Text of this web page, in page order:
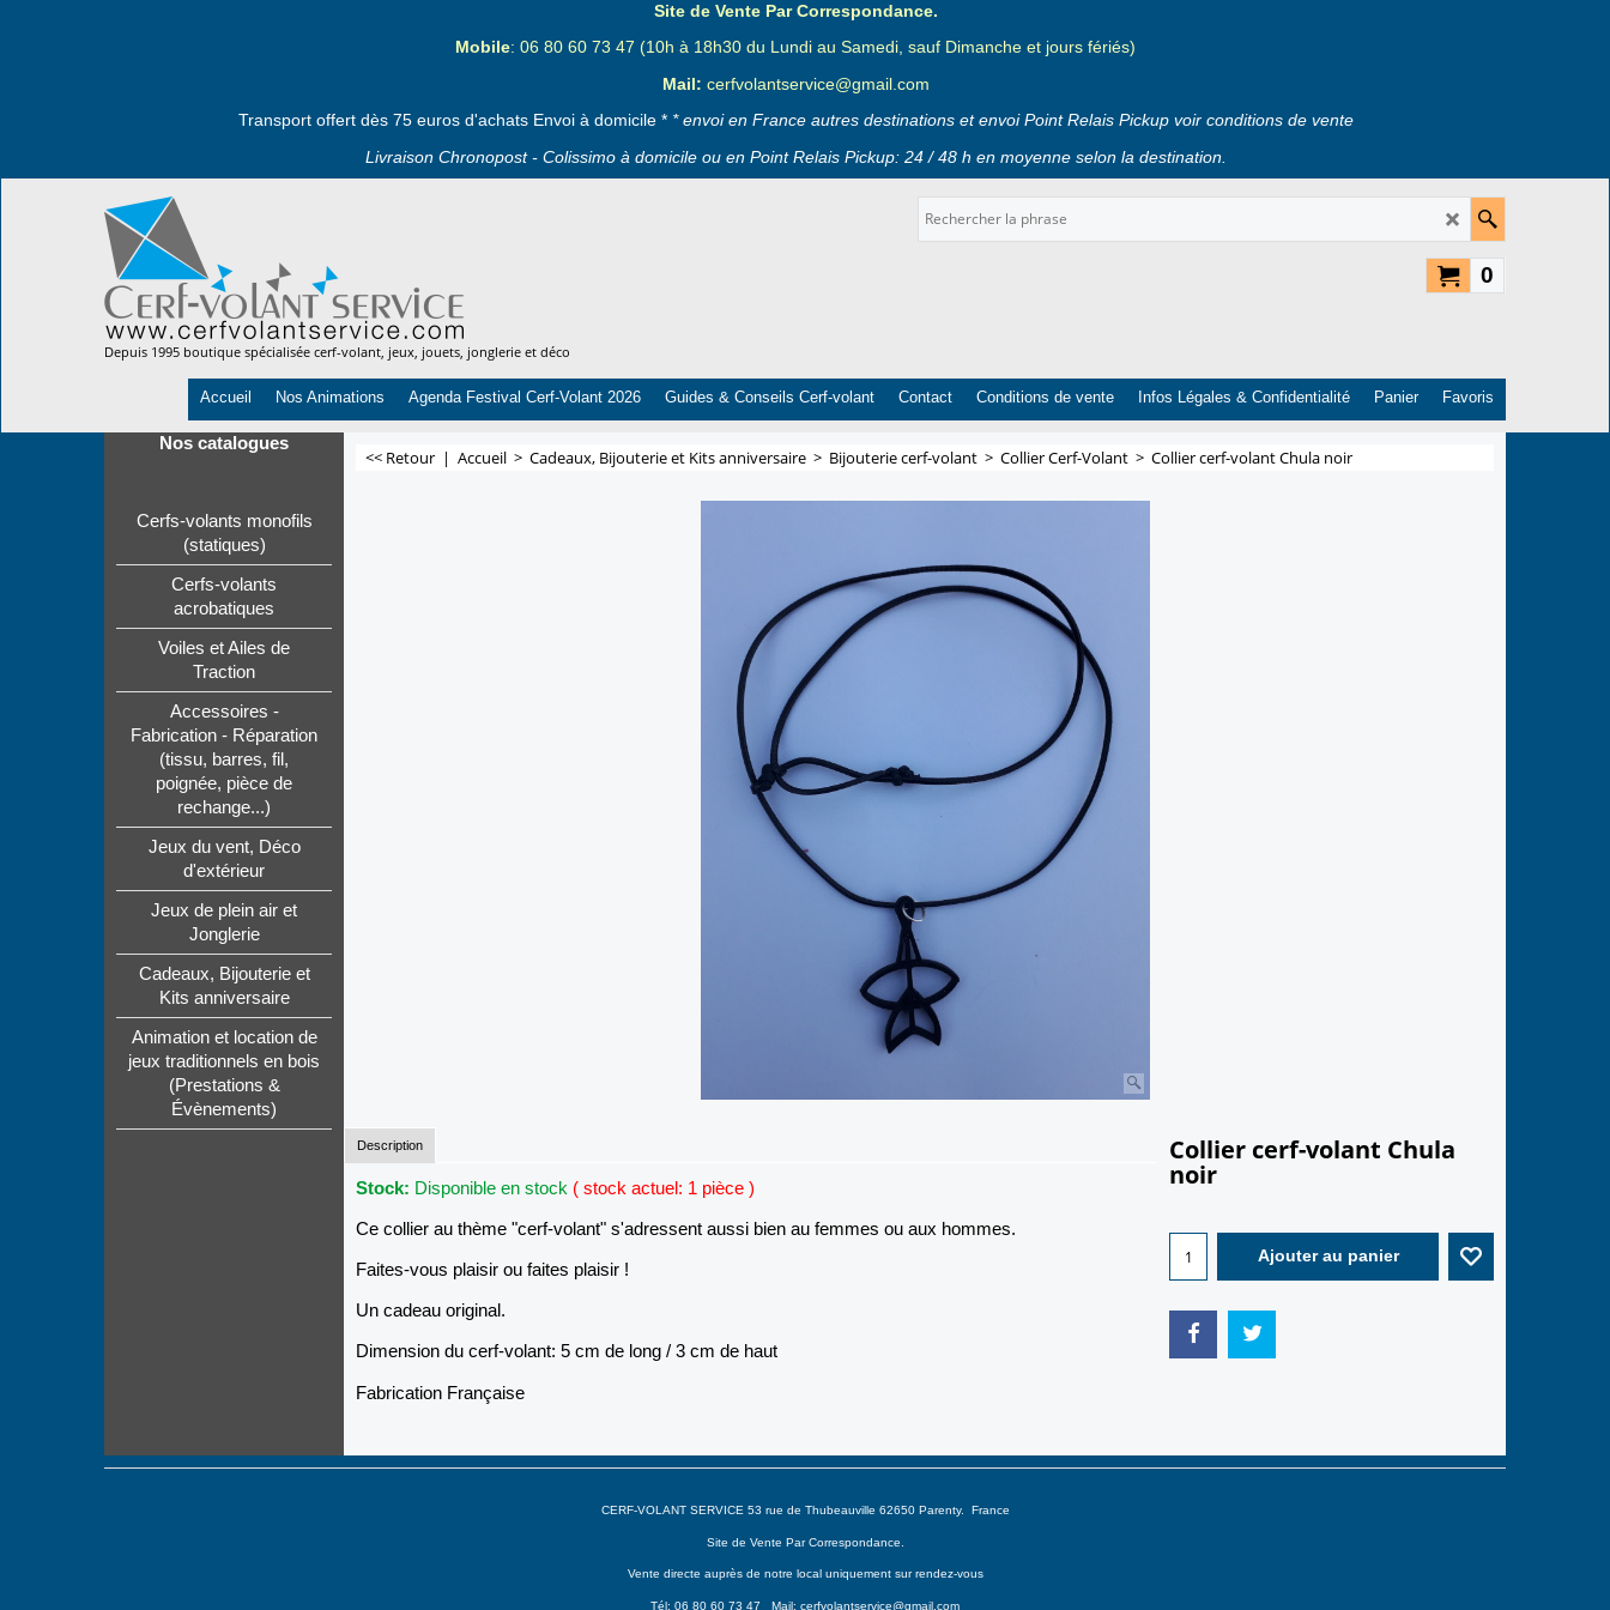
Site de Vente Par Correspondance.
Mobile: 06 80 60 73 47 (10h à 18h30 du Lundi au Samedi, sauf Dimanche et jours fériés)
Mail: cerfvolantservice@gmail.com
Transport offert dès 75 euros d'achats Envoi à domicile * * envoi en France autres destinations et envoi Point Relais Pickup voir conditions de vente
Livraison Chronopost - Colissimo à domicile ou en Point Relais Pickup: 24 / 48 h en moyenne selon la destination.
Depuis 1995 boutique spécialisée cerf-volant, jeux, jouets, jonglerie et déco
0
Accueil Nos Animations Agenda Festival Cerf-Volant 2026 Guides & Conseils Cerf-volant Contact Conditions de vente Infos Légales & Confidentialité Panier Favoris
Nos catalogues
Cerfs-volants monofils
(statiques)
Cerfs-volants
acrobatiques
Voiles et Ailes de
Traction
Accessoires -
Fabrication - Réparation
(tissu, barres, fil,
poignée, pièce de
rechange...)
Jeux du vent, Déco
d'extérieur
Jeux de plein air et
Jonglerie
Cadeaux, Bijouterie et
Kits anniversaire
Animation et location de
jeux traditionnels en bois
(Prestations &
Évènements)
<< Retour | Accueil > Cadeaux, Bijouterie et Kits anniversaire > Bijouterie cerf-volant > Collier Cerf-Volant > Collier cerf-volant Chula noir
Collier cerf-volant Chula
noir
Description
Stock: Disponible en stock ( stock actuel: 1 pièce )
Ce collier au thème "cerf-volant" s'adressent aussi bien au femmes ou aux hommes.
Faites-vous plaisir ou faites plaisir !
Un cadeau original.
Dimension du cerf-volant: 5 cm de long / 3 cm de haut
Fabrication Française
CERF-VOLANT SERVICE 53 rue de Thubeauville 62650 Parenty. France
Site de Vente Par Correspondance.
Vente directe auprès de notre local uniquement sur rendez-vous
Tél: 06 80 60 73 47 Mail: cerfvolantservice@gmail.com